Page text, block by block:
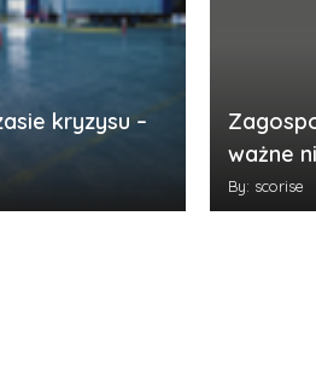
kryzysu –
ważne
By: scorise